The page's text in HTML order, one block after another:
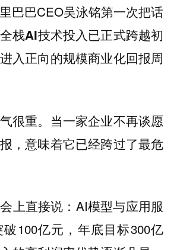
巴巴CEO吴泳铭第一次把话
栈AI技术投入已正式跨越初
入正向的规模商业化回报周
很重。当一家企业不再谈愿
，意味着它已经跨过了最危
上直接说：AI模型与应用服
100亿元，年底目标300亿